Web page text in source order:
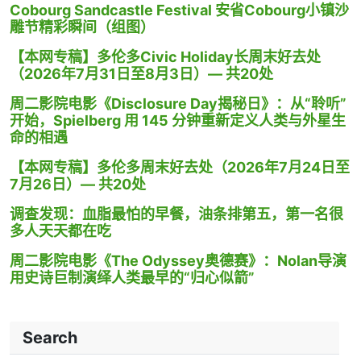
Cobourg Sandcastle Festival 安省Cobourg小镇沙
雕节精彩瞬间（组图）
【本网专稿】多伦多Civic Holiday长周末好去处
（2026年7月31日至8月3日）— 共20处
周二影院电影《Disclosure Day揭秘日》：从“聆听”
开始，Spielberg 用 145 分钟重新定义人类与外星生
命的相遇
【本网专稿】多伦多周末好去处（2026年7月24日至
7月26日）— 共20处
调查发现：血脂最怕的早餐，油条排第五，第一名很
多人天天都在吃
周二影院电影《The Odyssey奥德赛》：Nolan导演
用史诗巨制演绎人类最早的“归心似箭”
Search